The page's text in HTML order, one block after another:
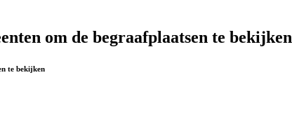
om de begraafplaatsen te bekijken
te bekijken